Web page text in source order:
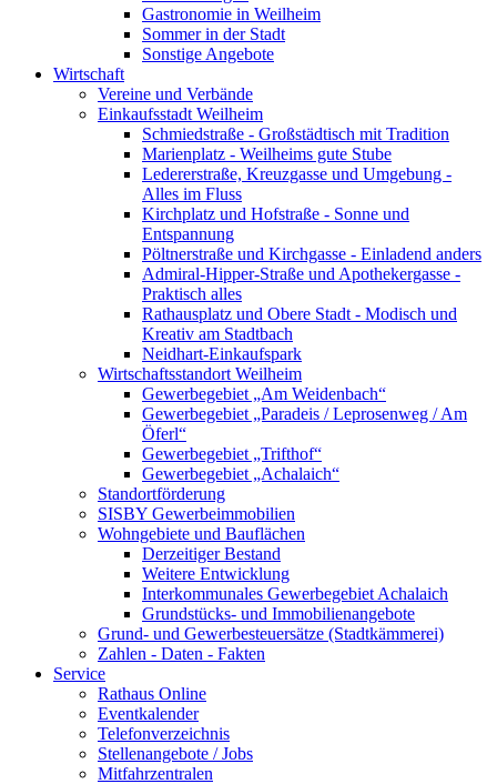
Gastronomie in Weilheim
Sommer in der Stadt
Sonstige Angebote
Wirtschaft
Vereine und Verbände
Einkaufsstadt Weilheim
Schmiedstraße - Großstädtisch mit Tradition
Marienplatz - Weilheims gute Stube
Ledererstraße, Kreuzgasse und Umgebung -
Alles im Fluss
Kirchplatz und Hofstraße - Sonne und
Entspannung
Pöltnerstraße und Kirchgasse - Einladend anders
Admiral-Hipper-Straße und Apothekergasse -
Praktisch alles
Rathausplatz und Obere Stadt - Modisch und
Kreativ am Stadtbach
Neidhart-Einkaufspark
Wirtschaftsstandort Weilheim
Gewerbegebiet „Am Weidenbach“
Gewerbegebiet „Paradeis / Leprosenweg / Am
Öferl“
Gewerbegebiet „Trifthof“
Gewerbegebiet „Achalaich“
Standortförderung
SISBY Gewerbeimmobilien
Wohngebiete und Bauflächen
Derzeitiger Bestand
Weitere Entwicklung
Interkommunales Gewerbegebiet Achalaich
Grundstücks- und Immobilienangebote
Grund- und Gewerbesteuersätze (Stadtkämmerei)
Zahlen - Daten - Fakten
Service
Rathaus Online
Eventkalender
Telefonverzeichnis
Stellenangebote / Jobs
Mitfahrzentralen